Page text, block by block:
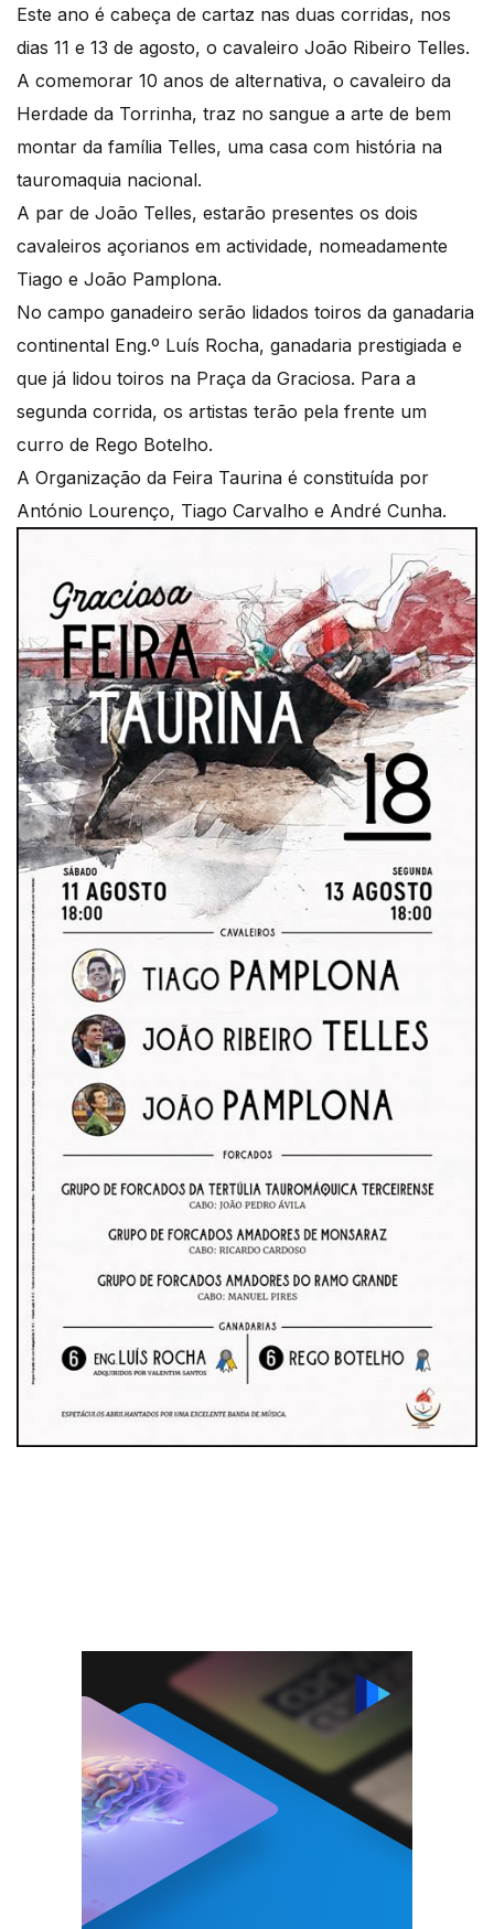
Este ano é cabeça de cartaz nas duas corridas, nos
dias 11 e 13 de agosto, o cavaleiro João Ribeiro Telles.
A comemorar 10 anos de alternativa, o cavaleiro da
Herdade da Torrinha, traz no sangue a arte de bem
montar da família Telles, uma casa com história na
tauromaquia nacional.
A par de João Telles, estarão presentes os dois
cavaleiros açorianos em actividade, nomeadamente
Tiago e João Pamplona.
No campo ganadeiro serão lidados toiros da ganadaria
continental Eng.º Luís Rocha, ganadaria prestigiada e
que já lidou toiros na Praça da Graciosa. Para a
segunda corrida, os artistas terão pela frente um
curro de Rego Botelho.
A Organização da Feira Taurina é constituída por
António Lourenço, Tiago Carvalho e André Cunha.